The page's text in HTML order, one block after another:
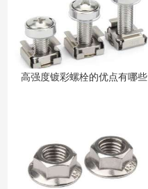
高强度镀彩螺栓的优点有哪些